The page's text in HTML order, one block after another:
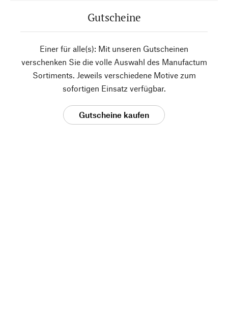
Gutscheine
Einer für alle(s): Mit unseren Gutscheinen
verschenken Sie die volle Auswahl des Manufactum
Sortiments. Jeweils verschiedene Motive zum
sofortigen Einsatz verfügbar.
Gutscheine kaufen